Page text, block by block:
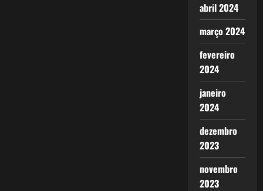
abril 2024
março 2024
fevereiro
2024
janeiro
2024
dezembro
2023
novembro
2023